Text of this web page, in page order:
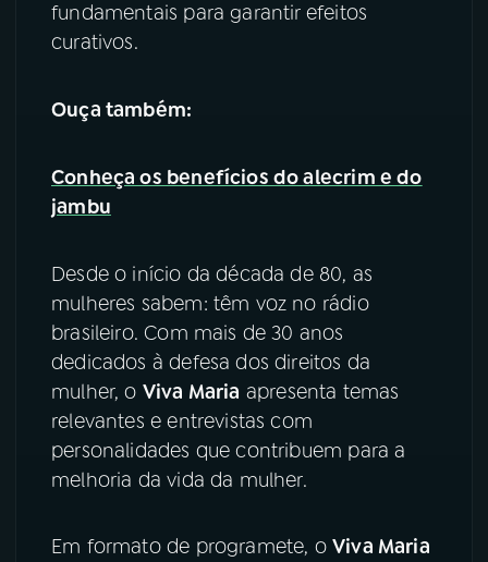
06VIDEOCASTS
YouTube Facebook
Instagram X
TikTok
fundamentais para garantir efeitos
curativos.
Ouça também:
Conheça os benefícios do alecrim e do
jambu
Desde o início da década de 80, as
mulheres sabem: têm voz no rádio
brasileiro. Com mais de 30 anos
dedicados à defesa dos direitos da
mulher, o Viva Maria apresenta temas
relevantes e entrevistas com
personalidades que contribuem para a
melhoria da vida da mulher.
Em formato de programete, oViva Maria